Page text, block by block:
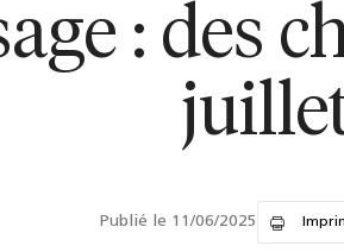
: des
Publié le 11/06/2025